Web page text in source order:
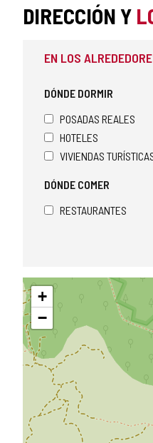
DIRECCIÓN Y
EN LOS
DÓNDE DORMIR
POSADAS REALES
HOTELES
VIVIENDAS
DÓNDE COMER
RESTAURANTES
Saltar
mapa
+
−